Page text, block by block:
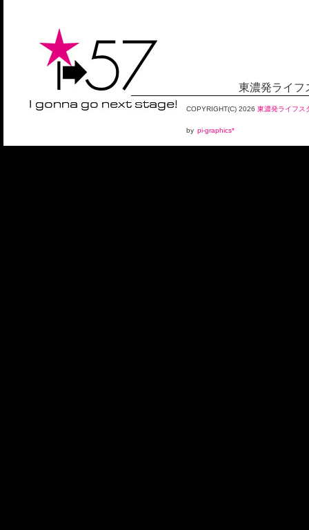
東濃発ライフ
COPYRIGHT(C) 2026 東濃発ライフス
by pi-graphics*